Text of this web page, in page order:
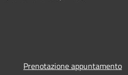
Prenotazione appuntamento